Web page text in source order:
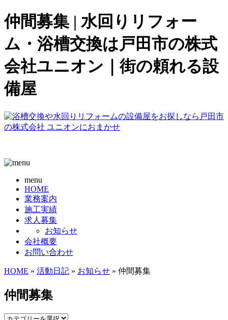
仲間募集 | 水回りリフォー
ム・浴槽交換は戸田市の株式
会社ユニオン｜街の頼れる設
備屋
menu
HOME
業務案内
施工実績
求人募集
お知らせ
会社概要
お問い合わせ
HOME » 活動日記 » お知らせ » 仲間募集
仲間募集